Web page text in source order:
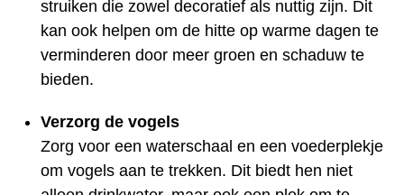
struiken die zowel decoratief als nuttig zijn. Dit
kan ook helpen om de hitte op warme dagen te
verminderen door meer groen en schaduw te
bieden.
Verzorg de vogels
Zorg voor een waterschaal en een voederplekje
om vogels aan te trekken. Dit biedt hen niet